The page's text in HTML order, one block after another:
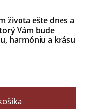
života ešte dnes a
Vám bude
harmóniu a krásu